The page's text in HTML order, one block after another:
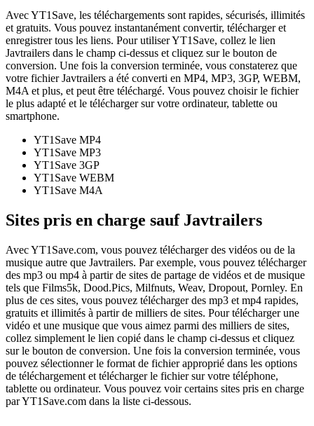
Avec YT1Save, les téléchargements sont rapides, sécurisés, illimités
et gratuits. Vous pouvez instantanément convertir, télécharger et
enregistrer tous les liens. Pour utiliser YT1Save, collez le lien
Javtrailers dans le champ ci-dessus et cliquez sur le bouton de
conversion. Une fois la conversion terminée, vous constaterez que
votre fichier Javtrailers a été converti en MP4, MP3, 3GP, WEBM,
M4A et plus, et peut être téléchargé. Vous pouvez choisir le fichier
le plus adapté et le télécharger sur votre ordinateur, tablette ou
smartphone.
YT1Save MP4
YT1Save MP3
YT1Save 3GP
YT1Save WEBM
YT1Save M4A
Sites pris en charge sauf Javtrailers
Avec YT1Save.com, vous pouvez télécharger des vidéos ou de la
musique autre que Javtrailers. Par exemple, vous pouvez télécharger
des mp3 ou mp4 à partir de sites de partage de vidéos et de musique
tels que Films5k, Dood.Pics, Milfnuts, Weav, Dropout, Pornley. En
plus de ces sites, vous pouvez télécharger des mp3 et mp4 rapides,
gratuits et illimités à partir de milliers de sites. Pour télécharger une
vidéo et une musique que vous aimez parmi des milliers de sites,
collez simplement le lien copié dans le champ ci-dessus et cliquez
sur le bouton de conversion. Une fois la conversion terminée, vous
pouvez sélectionner le format de fichier approprié dans les options
de téléchargement et télécharger le fichier sur votre téléphone,
tablette ou ordinateur. Vous pouvez voir certains sites pris en charge
par YT1Save.com dans la liste ci-dessous.